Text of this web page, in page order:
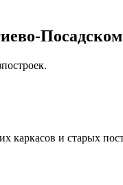
каркасов и старых